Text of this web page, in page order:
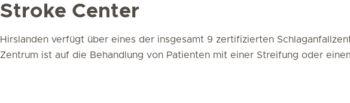
Stroke Center
Hirslanden verfügt über eines der insgesamt 9 zertifizierten
Zentrum ist auf die Behandlung von Patienten mit einer Streifung oder